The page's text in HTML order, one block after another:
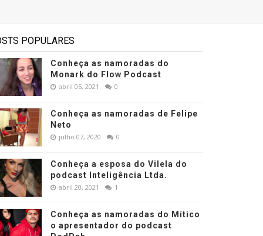
POPULARES
Conheça as namoradas do
Monark do Flow Podcast
abril 05, 2021 0
Conheça as namoradas de Felipe
Neto
julho 07, 2020 0
Conheça a esposa do Vilela do
podcast Inteligência Ltda.
abril 20, 2021 1
Conheça as namoradas do Mítico
o apresentador do podcast